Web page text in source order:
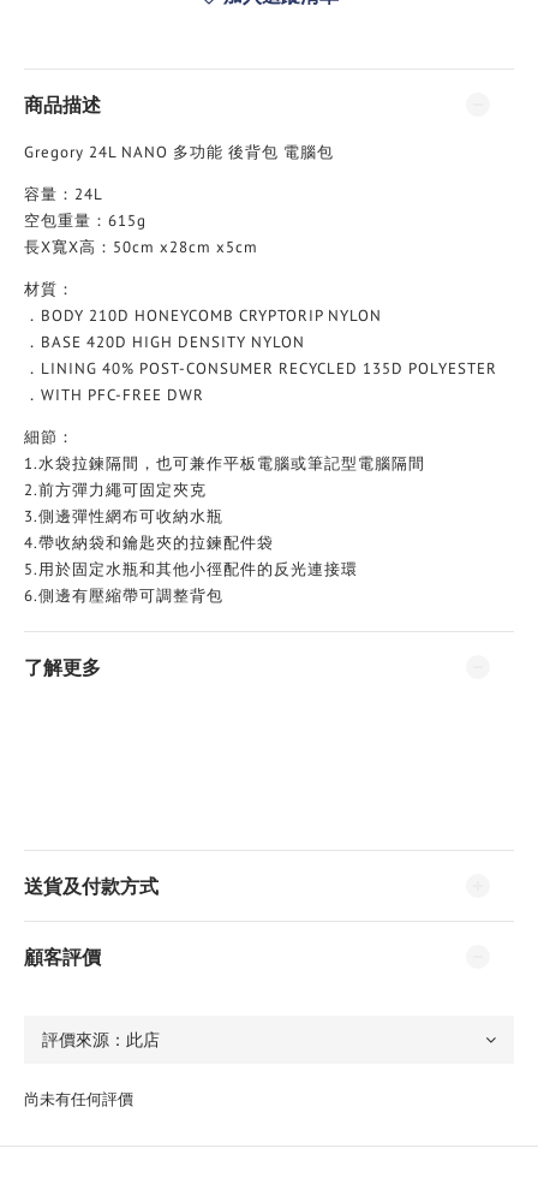
商品描述
Gregory 24L NANO 多功能 後背包 電腦包
容量：24L
空包重量：615g
長X寬X高：50cm x28cm x5cm
材質：
．BODY 210D HONEYCOMB CRYPTORIP NYLON
．BASE 420D HIGH DENSITY NYLON
．LINING 40% POST-CONSUMER RECYCLED 135D POLYESTER
．WITH PFC-FREE DWR
細節：
1.水袋拉鍊隔間，也可兼作平板電腦或筆記型電腦隔間
2.前方彈力繩可固定夾克
3.側邊彈性網布可收納水瓶
4.帶收納袋和鑰匙夾的拉鍊配件袋
5.用於固定水瓶和其他小徑配件的反光連接環
6.側邊有壓縮帶可調整背包
了解更多
送貨及付款方式
顧客評價
尚未有任何評價